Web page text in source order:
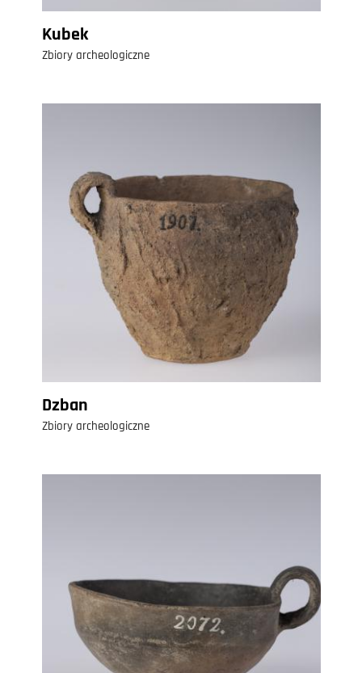
Kubek
Zbiory archeologiczne
Dzban
Zbiory archeologiczne